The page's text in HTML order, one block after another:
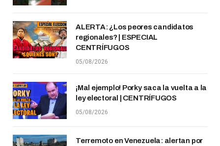
ALERTA: ¿Los peores candidatos
regionales? | ESPECIAL
CENTRÍFUGOS
05/08/2026
¡Mal ejemplo! Porky saca la vuelta a la
ley electoral | CENTRÍFUGOS
05/08/2026
Terremoto en Venezuela: alertan por